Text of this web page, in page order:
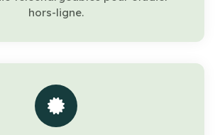
hors-ligne.